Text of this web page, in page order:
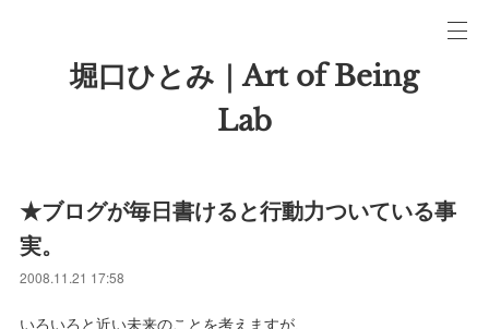
堀口ひとみ｜Art of Being
Lab
★ブログが毎日書けると行動力ついている事
実。
2008.11.21 17:58
いろいろと近い未来のことを考えますが、